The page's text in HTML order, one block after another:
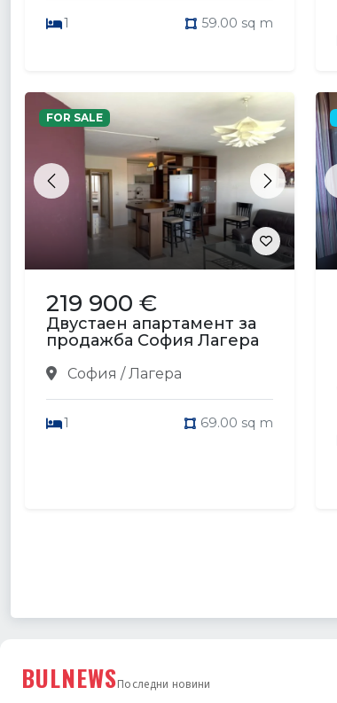
1 59.00 sq m
Previous Next
FOR SALE
219 900 €
Двустаен апартамент за
продажба София Лагера
София / Лагера
1 69.00 sq m
BULNEWSПоследни новини